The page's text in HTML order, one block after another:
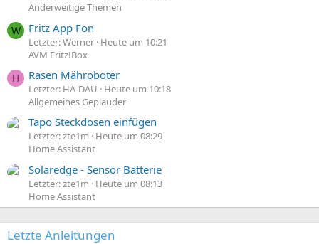
Anderweitige Themen
W Fritz App Fon
Letzter: Werner Heute um 10:21
AVM Fritz!Box
H Rasen Mähroboter
Letzter: HA-DAU
Heute um 10:18
Allgemeines Geplauder
Tapo Steckdosen einfügen
Letzter: zte1m
Heute um 08:29
Home Assistant
Solaredge - Sensor Batterie
Letzter: zte1m
Heute um 08:13
Home Assistant
Letzte Anleitungen